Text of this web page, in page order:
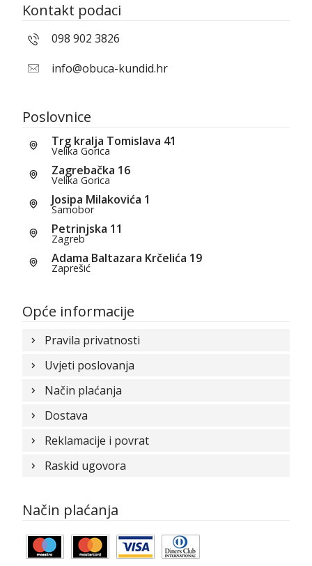
Kontakt podaci
098 902 3826
info@obuca-kundid.hr
Poslovnice
Trg kralja Tomislava 41
Velika Gorica
Zagrebačka 16
Velika Gorica
Josipa Milakovića 1
Samobor
Petrinjska 11
Zagreb
Adama Baltazara Krčelića 19
Zaprešić
Opće informacije
Pravila privatnosti
Uvjeti poslovanja
Način plaćanja
Dostava
Reklamacije i povrat
Raskid ugovora
Način plaćanja